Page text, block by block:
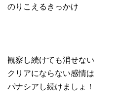
のりこえるきっかけ
観察し続けても消せない
クリアにならない感情は
パナシアし続けましょ！